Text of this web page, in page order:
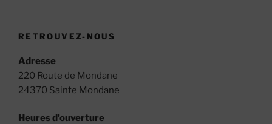
RETROUVEZ-NOUS
Adresse
220 Route de Mondane
24370 Sainte Mondane
Heures d’ouverture